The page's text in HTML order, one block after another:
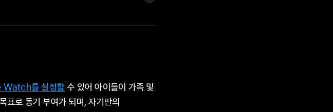
Watch를 설정할수 있어 아이들이 가족 및
표로 동기 부여가 되며, 자기만의